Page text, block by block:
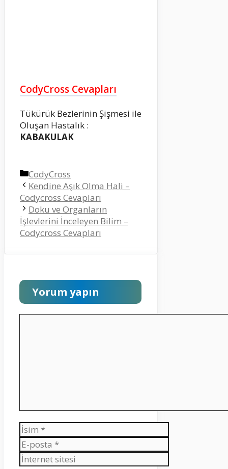
CodyCross Cevapları
Tükürük Bezlerinin Şişmesi ile
Oluşan Hastalık :
KABAKULAK
Kategoriler
CodyCross
Kendine Aşık Olma Hali –
Codycross Cevapları
Doku ve Organların
İşlevlerini İnceleyen Bilim –
Codycross Cevapları
Yorum yapın
İsim
E-
posta
İnternet